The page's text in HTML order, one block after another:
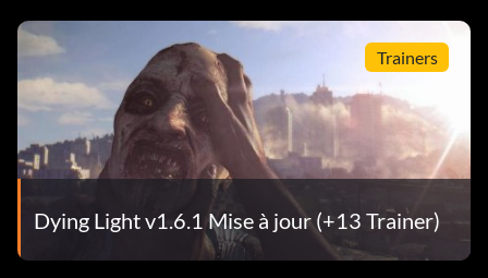
Trainers
Dying Light v1.6.1 Mise à jour (+13 Trainer)